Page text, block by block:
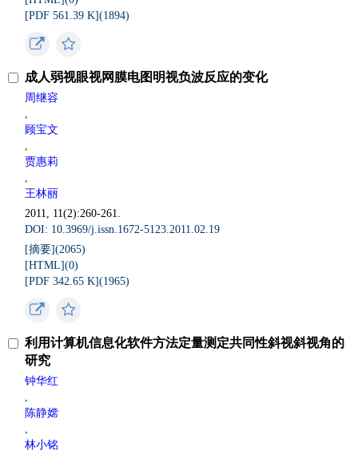
[PDF 561.39 K](1894)
成人弱视眼视网膜电图明视负波反应的变化
周继容
,
顾宝文
,
贾惠莉
,
王林丽
2011, 11(2):260-261.
DOI: 10.3969/j.issn.1672-5123.2011.02.19
[摘要](2065)
[HTML](0)
[PDF 342.65 K](1965)
利用计算机信息化软件方法定量测定共同性斜视斜视角的
研究
钟华红
,
陈静嫦
,
林小铭